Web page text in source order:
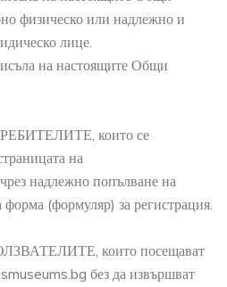
физическо или надлежно и
лице.
на настоящите Общи
които се
на
надлежно попълване на
(формуляр) за регистрация.
които посещават
без да извършват